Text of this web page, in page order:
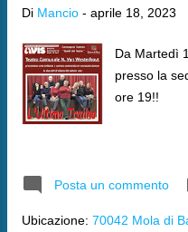
Di Mancio - aprile 18, 2023
Da Martedì
presso la
ore 19!!
Posta un commento
Ubicazione: 70042 Mola di